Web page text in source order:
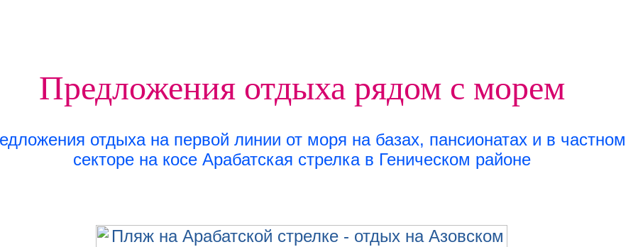
Предложения отдыха рядом с морем
отдыха на первой линии от моря на базах, пансионатах и в частном
секторе на косе Арабатская стрелка в Геническом районе